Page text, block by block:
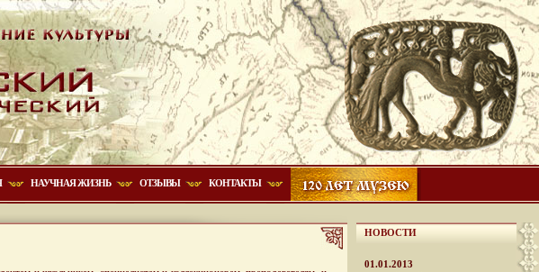
НАУЧНАЯ ЖИЗНЬ ОТЗЫВЫ КОНТАКТЫ
НОВОСТИ
01.01.2013